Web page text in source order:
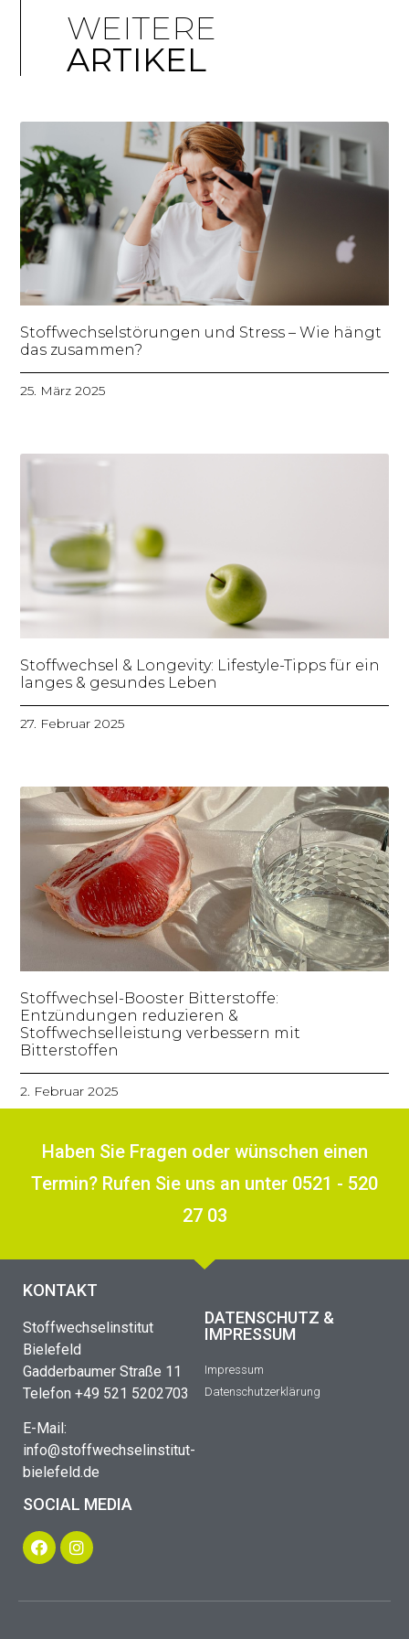
WEITERE
ARTIKEL
Stoffwechselstörungen und Stress – Wie hängt
das zusammen?
25. März 2025
Stoffwechsel & Longevity: Lifestyle-Tipps für ein
langes & gesundes Leben
27. Februar 2025
Stoffwechsel-Booster Bitterstoffe:
Entzündungen reduzieren &
Stoffwechselleistung verbessern mit
Bitterstoffen
2. Februar 2025
Haben Sie Fragen oder wünschen einen
Termin? Rufen Sie uns an unter 0521 - 520
27 03
KONTAKT
Stoffwechselinstitut
Bielefeld
Gadderbaumer Straße 11
Telefon +49 521 5202703
E-Mail:
info@stoffwechselinstitut-
bielefeld.de
DATENSCHUTZ &
IMPRESSUM
Impressum
Datenschutzerklärung
SOCIAL MEDIA